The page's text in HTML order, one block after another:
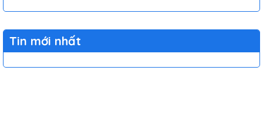
Tin mới nhất